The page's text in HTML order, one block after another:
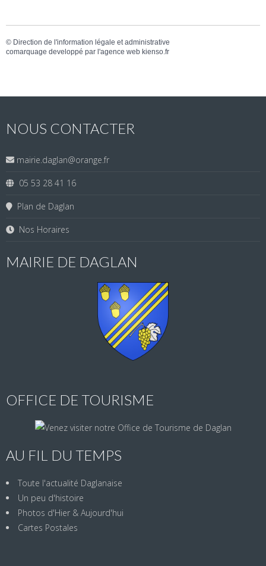
© Direction de l'information légale et administrative
comarquage developpé par l'agence web kienso.fr
NOUS CONTACTER
mairie.daglan@orange.fr
05 53 28 41 16
Plan de Daglan
Nos Horaires
MAIRIE DE DAGLAN
OFFICE DE TOURISME
AU FIL DU TEMPS
Toute l'actualité Daglanaise
Un peu d'histoire
Photos d'Hier & Aujourd'hui
Cartes Postales